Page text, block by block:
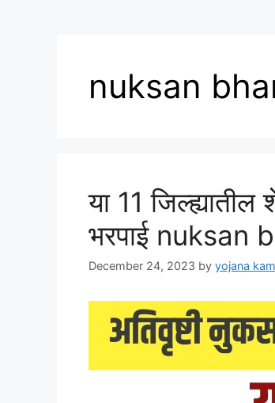
nuksan
या 11
भरपाई nuksan
December 24, 2023 by yojana